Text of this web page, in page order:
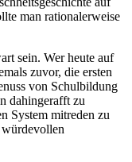
man rationalerweise
sein. Wer heute auf
zuvor, die ersten
von Schulbildung
dahingerafft zu
System mitreden zu